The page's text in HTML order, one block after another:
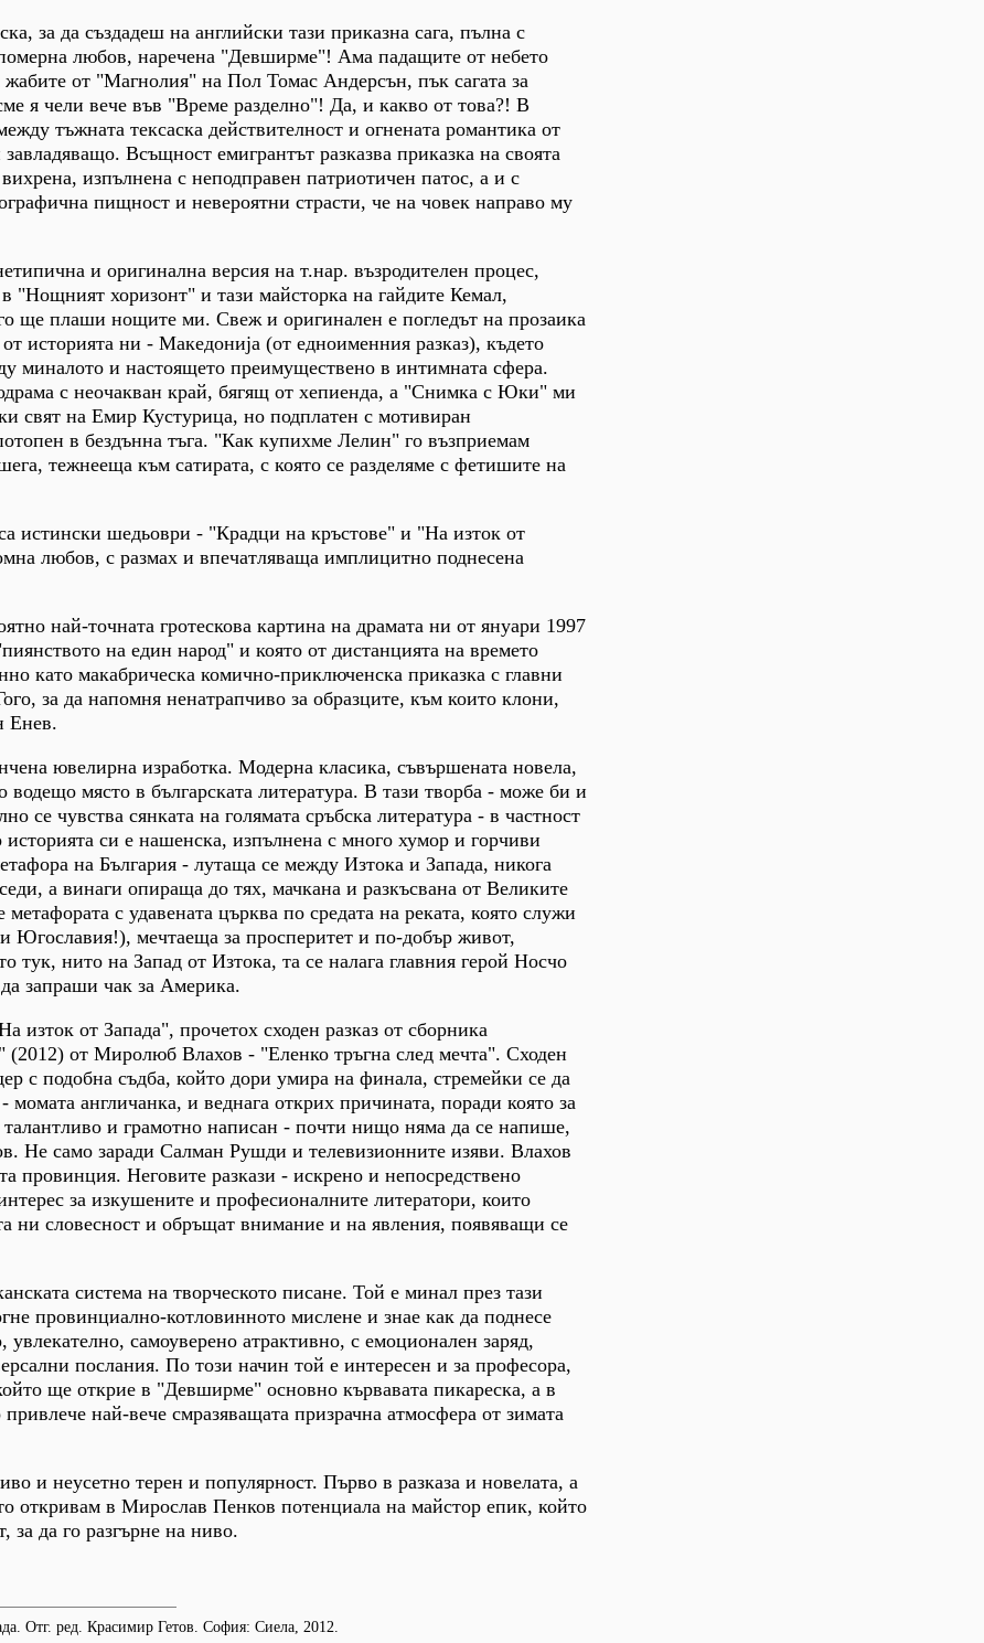
за да създадеш на английски тази приказна сага, пълна с
любов, наречена "Девширме"! Ама падащите от небето
от "Магнолия" на Пол Томас Андерсън, пък сагата за
я чели вече във "Време разделно"! Да, и какво от това?! В
тъжната тексаска действителност и огнената романтика от
Всъщност емигрантът разказва приказка на своята
изпълнена с неподправен патриотичен патос, а и с
пищност и невероятни страсти, че на човек направо му
и оригинална версия на т.нар. възродителен процес,
"Нощният хоризонт" и тази майсторка на гайдите Кемал,
ще плаши нощите ми. Свеж и оригинален е погледът на прозаика
историята ни - Македониja (от едноименния разказ), където
миналото и настоящето преимуществено в интимната сфера.
с неочакван край, бягящ от хепиенда, а "Снимка с Юки" ми
свят на Емир Кустурица, но подплатен с мотивиран
в бездънна тъга. "Как купихме Лелин" го възприемам
тежнееща към сатирата, с която се разделяме с фетишите на
истински шедьоври - "Крадци на кръстове" и "На изток от
любов, с размах и впечатляваща имплицитно поднесена
най-точната гротескова картина на драмата ни от януари 1997
на един народ" и която от дистанцията на времето
като макабрическа комично-приключенска приказка с главни
за да напомня ненатрапчиво за образците, към които клони,
Енев.
ювелирна изработка. Модерна класика, съвършената новела,
водещо място в българската литература. В тази творба - може би и
се чувства сянката на голямата сръбска литература - в частност
си е нашенска, изпълнена с много хумор и горчиви
на България - лутаща се между Изтока и Запада, никога
а винаги опираща до тях, мачкана и разкъсвана от Великите
с удавената църква по средата на реката, която служи
Югославия!), мечтаеща за просперитет и по-добър живот,
тук, нито на Запад от Изтока, та се налага главния герой Носчо
запраши чак за Америка.
изток от Запада", прочетох сходен разказ от сборника
(2012) от Миролюб Влахов - "Еленко тръгна след мечта". Сходен
с подобна съдба, който дори умира на финала, стремейки се да
момата англичанка, и веднага открих причината, поради която за
и грамотно написан - почти нищо няма да се напише,
Не само заради Салман Рушди и телевизионните изяви. Влахов
провинция. Неговите разкази - искрено и непосредствено
за изкушените и професионалните литератори, които
ни словесност и обръщат внимание и на явления, появяващи се
система на творческото писане. Той е минал през тази
провинциално-котловинното мислене и знае как да поднесе
увлекателно, самоуверено атрактивно, с емоционален заряд,
послания. По този начин той е интересен и за професора,
ще открие в "Девширме" основно кървавата пикареска, а в
най-вече смразяващата призрачна атмосфера от зимата
и неусетно терен и популярност. Първо в разказа и новелата, а
откривам в Мирослав Пенков потенциала на майстор епик, който
за да го разгърне на ниво.
Отг. ред. Красимир Гетов. София: Сиела, 2012.